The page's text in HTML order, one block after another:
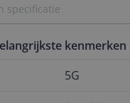
kenmerken
5G